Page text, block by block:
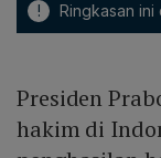
! Ringkasan ini
Presiden
hakim di